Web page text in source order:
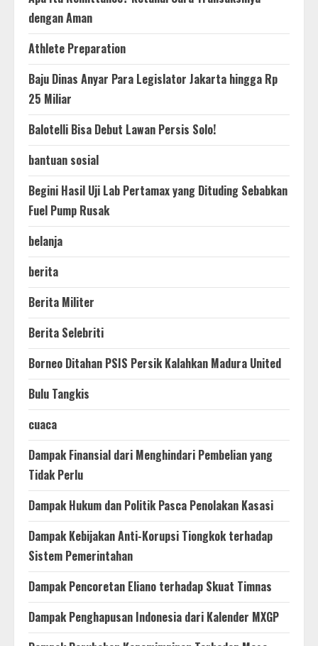
dengan Aman
Athlete Preparation
Baju Dinas Anyar Para Legislator Jakarta hingga Rp
25 Miliar
Balotelli Bisa Debut Lawan Persis Solo!
bantuan sosial
Begini Hasil Uji Lab Pertamax yang Dituding Sebabkan
Fuel Pump Rusak
belanja
berita
Berita Militer
Berita Selebriti
Borneo Ditahan PSIS Persik Kalahkan Madura United
Bulu Tangkis
cuaca
Dampak Finansial dari Menghindari Pembelian yang
Tidak Perlu
Dampak Hukum dan Politik Pasca Penolakan Kasasi
Dampak Kebijakan Anti-Korupsi Tiongkok terhadap
Sistem Pemerintahan
Dampak Pencoretan Eliano terhadap Skuat Timnas
Dampak Penghapusan Indonesia dari Kalender MXGP